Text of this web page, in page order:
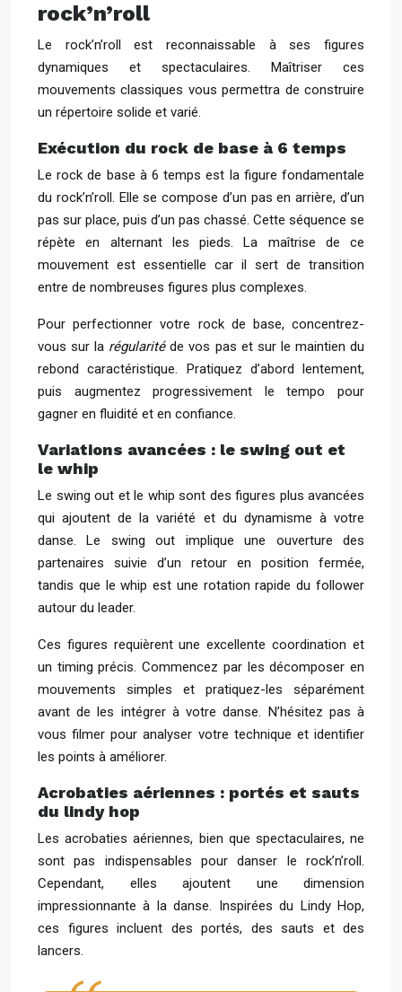
rock’n’roll
Le rock’n’roll est reconnaissable à ses figures
dynamiques et spectaculaires. Maîtriser ces
mouvements classiques vous permettra de construire
un répertoire solide et varié.
Exécution du rock de base à 6 temps
Le rock de base à 6 temps est la figure fondamentale
du rock’n’roll. Elle se compose d’un pas en arrière, d’un
pas sur place, puis d’un pas chassé. Cette séquence se
répète en alternant les pieds. La maîtrise de ce
mouvement est essentielle car il sert de transition
entre de nombreuses figures plus complexes.
Pour perfectionner votre rock de base, concentrez-
vous sur la régularitéde vos pas et sur le maintien du
rebond caractéristique. Pratiquez d’abord lentement,
puis augmentez progressivement le tempo pour
gagner en fluidité et en confiance.
Variations avancées : le swing out et
le whip
Le swing out et le whip sont des figures plus avancées
qui ajoutent de la variété et du dynamisme à votre
danse. Le swing out implique une ouverture des
partenaires suivie d’un retour en position fermée,
tandis que le whip est une rotation rapide du follower
autour du leader.
Ces figures requièrent une excellente coordination et
un timing précis. Commencez par les décomposer en
mouvements simples et pratiquez-les séparément
avant de les intégrer à votre danse. N’hésitez pas à
vous filmer pour analyser votre technique et identifier
les points à améliorer.
Acrobaties aériennes : portés et sauts
du lindy hop
Les acrobaties aériennes, bien que spectaculaires, ne
sont pas indispensables pour danser le rock’n’roll.
Cependant, elles ajoutent une dimension
impressionnante à la danse. Inspirées du Lindy Hop,
ces figures incluent des portés, des sauts et des
lancers.